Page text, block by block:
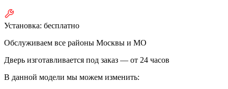
Установка: бесплатно
Обслуживаем все районы Москвы и МО
Дверь изготавливается под заказ — от 24 часов
В данной модели мы можем изменить: